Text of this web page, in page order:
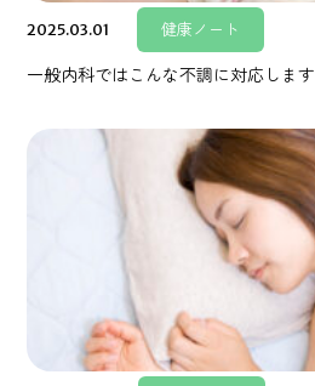
2025.03.01 健康ノート
一般内科ではこんな不調に対応します